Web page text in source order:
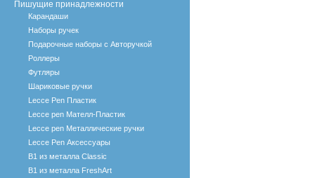
Пишущие принадлежности
Карандаши
Наборы ручек
Подарочные наборы с Авторучкой
Роллеры
Футляры
Шариковые ручки
Lecce Pen Пластик
Lecce pen Мателл-Пластик
Lecce pen Металлические ручки
Lecce Pen Аксессуары
B1 из металла Classic
B1 из металла FreshArt